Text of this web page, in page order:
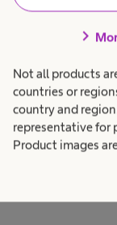
chevron_right
Not all products
countries or
country and
representative for
Product images
Verpakking
RacePack® is een